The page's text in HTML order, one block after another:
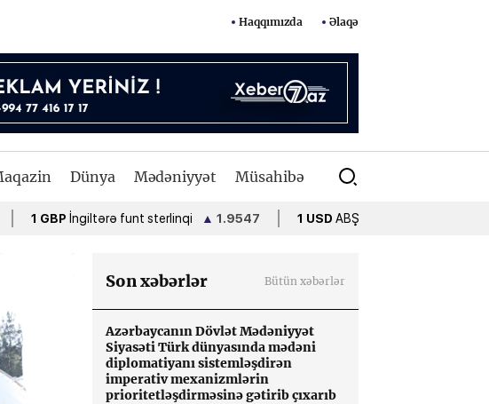
Haqqımızda Əlaqə
Dünya Mədəniyyət Müsahibə
İngiltərə funt sterlinqi ▲ 1.9547 1 USD ABŞ dolları •1.7000
Son xəbərlər Bütün xəbərlər
Azərbaycanın Dövlət Mədəniyyət
Siyasəti Türk dünyasında mədəni
diplomatiyanı sistemləşdirən
imperativ mexanizmlərin
prioritetləşdirməsinə gətirib çıxarıb